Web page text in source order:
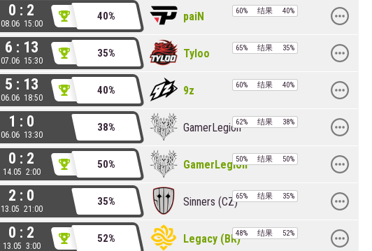
0 : 2
08.06 15:00
40% paiN 60% 结果 40%
6 : 13
07.06 15:30
35% Tyloo 65% 结果 35%
5 : 13
06.06 18:50
40% 9z 60% 结果 40%
1 : 0
06.06 13:30
38% GamerLegion62% 结果 38%
0 : 2
14.05 2:00
50% GamerLegion
50% 结果 50%
2 : 0
13.05 21:00
35% Sinners (CZ)65% 结果 35%
0 : 2
13.05 3:00
52% Legacy (BR)48% 结果 52%